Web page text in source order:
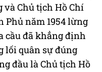
và Chủ tịch Hồ Chí
Phủ năm 1954 lừng
cầu đã khẳng định
lối quân sự đúng
đầu là Chủ tịch Hồ